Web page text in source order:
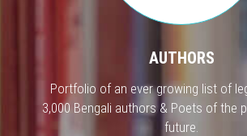
AUTHORS
Portfolio of an ever growing list of
3,000 Bengali authors & Poets of the
future.